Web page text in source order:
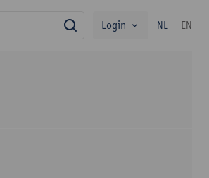
zoekLogin NL EN